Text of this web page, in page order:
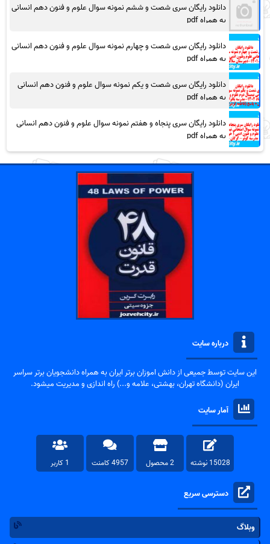
دانلود رایگان سری شصت و ششم نمونه سوال علوم و فنون دهم انسانی
به همراه pdf
دانلود رایگان سری شصت و چهارم نمونه سوال علوم و فنون دهم انسانی
به همراه pdf
دانلود رایگان سری شصت و یکم نمونه سوال علوم و فنون دهم انسانی
به همراه pdf
دانلود رایگان سری پنجاه و هفتم نمونه سوال علوم و فنون دهم انسانی
به همراه pdf
درباره سایت
این سایت توسط جمیعی از دانش اموزان برتر ایران به همراه دانشجویان برتر سراسر
ایران (دانشگاه تهران، بهشتی، علامه و...) راه اندازی و مدیریت میشود.
آمار سایت
15028 نوشته 2 محصول 4957 کامنت 1 کاربر
دسترسی سریع
وبلاگ